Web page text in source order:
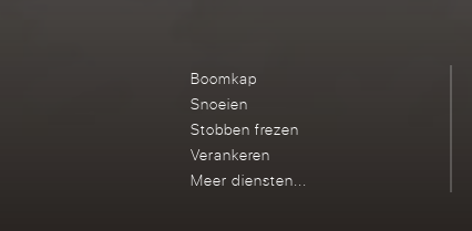
Boomkap
Snoeien
Stobben frezen
Verankeren
Meer diensten...